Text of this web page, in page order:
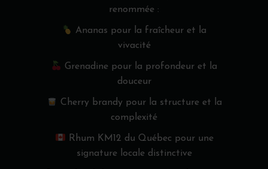
renommée :
Ananas pour la fraîcheur et la
vivacité
Grenadine pour la profondeur et la
douceur
Cherry brandy pour la structure et la
complexité
Rhum KM12 du Québec pour une
signature locale distinctive